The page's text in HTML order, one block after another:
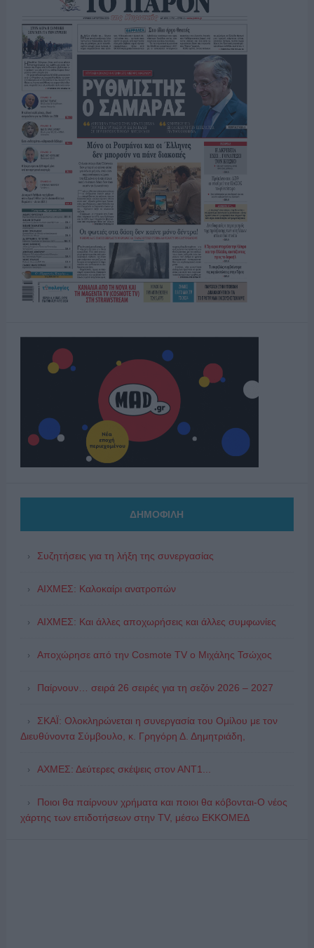
ΔΗΜΟΦΙΛΗ
Συζητήσεις για τη λήξη της συνεργασίας
ΑΙΧΜΕΣ: Καλοκαίρι ανατροπών
ΑΙΧΜΕΣ: Και άλλες αποχωρήσεις και άλλες συμφωνίες
Αποχώρησε από την Cosmote TV o Μιχάλης Τσώχος
Παίρνουν… σειρά 26 σειρές για τη σεζόν 2026 – 2027
ΣΚΑΪ: Ολοκληρώνεται η συνεργασία του Ομίλου με τον
Διευθύνοντα Σύμβουλο, κ. Γρηγόρη Δ. Δημητριάδη,
ΑΧΜΕΣ: Δεύτερες σκέψεις στον ΑΝΤ1...
Ποιοι θα παίρνουν χρήματα και ποιοι θα κόβονται-Ο νέος
χάρτης των επιδοτήσεων στην TV, μέσω ΕΚΚΟΜΕΔ